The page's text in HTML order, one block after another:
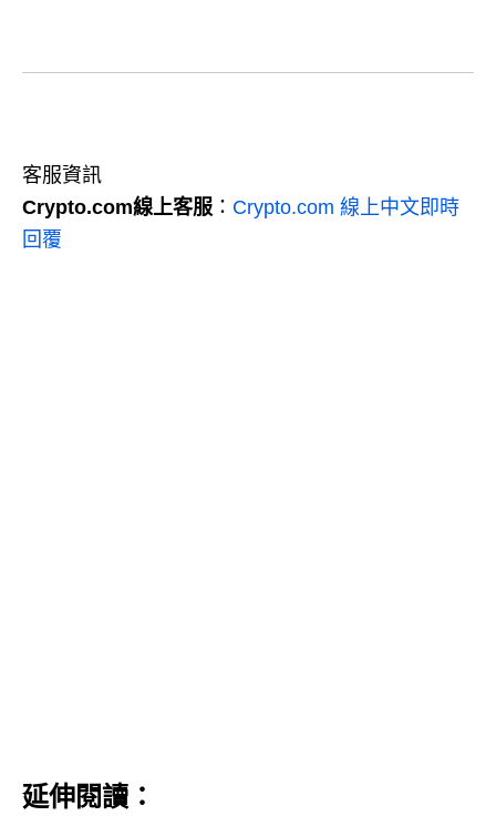
客服資訊
Crypto.com線上客服 ： Crypto.com 線上中文即時
回覆
延伸閱讀：